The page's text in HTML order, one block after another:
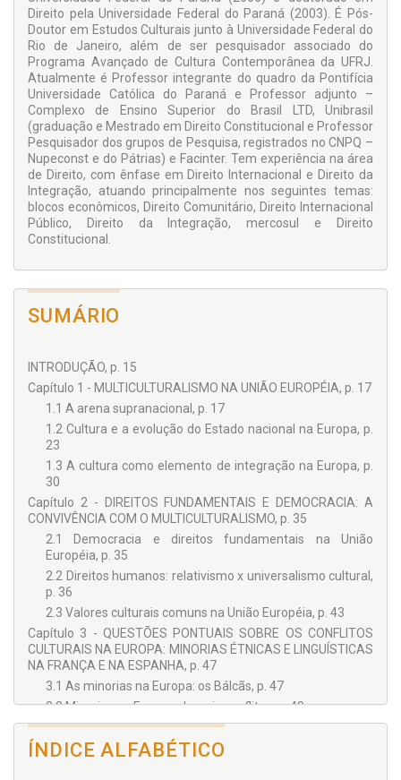
Direito pela Universidade Federal do Paraná (2003). É Pós-
Doutor em Estudos Culturais junto à Universidade Federal do
Rio de Janeiro, além de ser pesquisador associado do
Programa Avançado de Cultura Contemporânea da UFRJ.
Atualmente é Professor integrante do quadro da Pontifícia
Universidade Católica do Paraná e Professor adjunto –
Complexo de Ensino Superior do Brasil LTD, Unibrasil
(graduação e Mestrado em Direito Constitucional e Professor
Pesquisador dos grupos de Pesquisa, registrados no CNPQ –
Nupeconst e do Pátrias) e Facinter. Tem experiência na área
de Direito, com ênfase em Direito Internacional e Direito da
Integração, atuando principalmente nos seguintes temas:
blocos econômicos, Direito Comunitário, Direito Internacional
Público, Direito da Integração, mercosul e Direito
Constitucional.
SUMÁRIO
INTRODUÇÃO, p. 15
Capítulo 1 - MULTICULTURALISMO NA UNIÃO EUROPÉIA, p. 17
1.1 A arena supranacional, p. 17
1.2 Cultura e a evolução do Estado nacional na Europa, p.
23
1.3 A cultura como elemento de integração na Europa, p.
30
Capítulo 2 - DIREITOS FUNDAMENTAIS E DEMOCRACIA: A
CONVIVÊNCIA COM O MULTICULTURALISMO, p. 35
2.1 Democracia e direitos fundamentais na União
Européia, p. 35
2.2 Direitos humanos: relativismo x universalismo cultural,
p. 36
2.3 Valores culturais comuns na União Européia, p. 43
Capítulo 3 - QUESTÕES PONTUAIS SOBRE OS CONFLITOS
CULTURAIS NA EUROPA: MINORIAS ÉTNICAS E LINGUÍSTICAS
NA FRANÇA E NA ESPANHA, p. 47
3.1 As minorias na Europa: os Bálcãs, p. 47
3.2 Minorias na Europa: demais conflitos, p. 48
3.3 Proteção aos direitos das minorias na Europa, p. 49
Capítulo 4 - A CONCEPÇÃO MULTICULTURAL NA EUROPA:
ÍNDICE ALFABÉTICO